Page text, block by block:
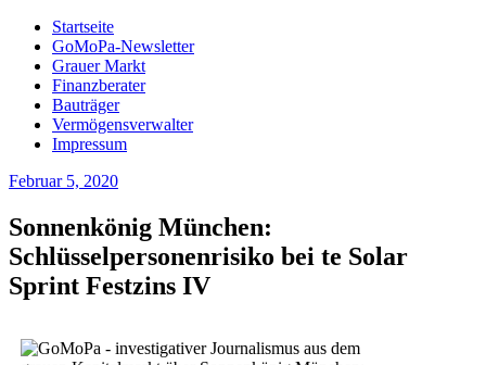
Startseite
GoMoPa-Newsletter
Grauer Markt
Finanzberater
Bauträger
Vermögensverwalter
Impressum
Februar 5, 2020
Sonnenkönig München:
Schlüsselpersonenrisiko bei te Solar
Sprint Festzins IV